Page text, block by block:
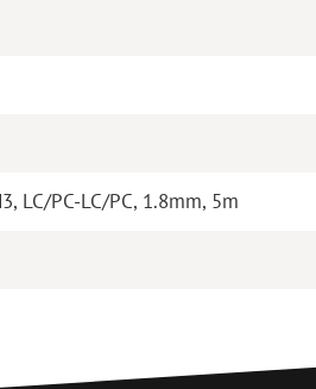
LC/PC-LC/PC, 1.8mm, 5m